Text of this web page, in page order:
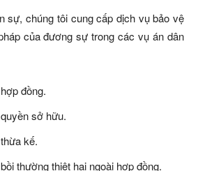
sự, chúng tôi cung cấp dịch vụ bảo vệ
của đương sự trong các vụ án dân
đồng.
sở hữu.
kế.
thường thiệt hại ngoài hợp đồng.